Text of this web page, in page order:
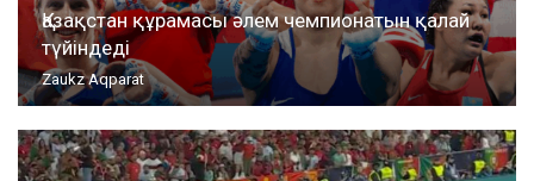
Қазақстан құрамасы әлем чемпионатын қалай
түйіндеді
Zaukz Aqparat